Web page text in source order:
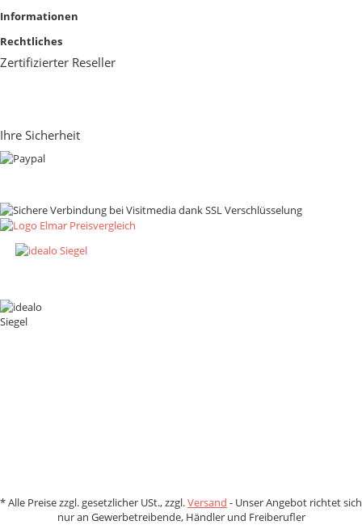
Informationen
Rechtliches
Zertifizierter Reseller
Ihre Sicherheit
*Alle Preise zzgl. gesetzlicher USt., zzgl.Versand - Unser Angebot richtet sich
nur an Gewerbetreibende, Händler und Freiberufler